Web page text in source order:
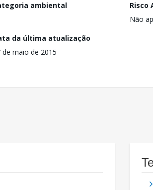
ambiental
Risco
Não
da última atualização
de maio de 2015